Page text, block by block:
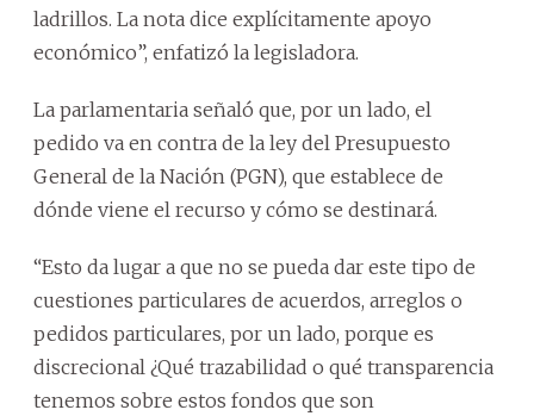
ladrillos. La nota dice explícitamente apoyo
económico”, enfatizó la legisladora.
La parlamentaria señaló que, por un lado, el
pedido va en contra de la ley del Presupuesto
General de la Nación (PGN), que establece de
dónde viene el recurso y cómo se destinará.
“Esto da lugar a que no se pueda dar este tipo de
cuestiones particulares de acuerdos, arreglos o
pedidos particulares, por un lado, porque es
discrecional ¿Qué trazabilidad o qué transparencia
tenemos sobre estos fondos que son